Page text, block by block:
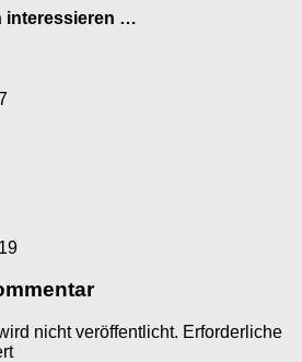
interessieren …
nicht veröffentlicht. Erforderliche